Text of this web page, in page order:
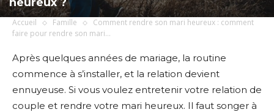
Accueil Famille
Comment rendre son mari heureux : comment
faire pour rendre son mari...
Après quelques années de mariage, la routine
commence à s’installer, et la relation devient
ennuyeuse. Si vous voulez entretenir votre relation de
couple et rendre votre mari heureux. Il faut songer à